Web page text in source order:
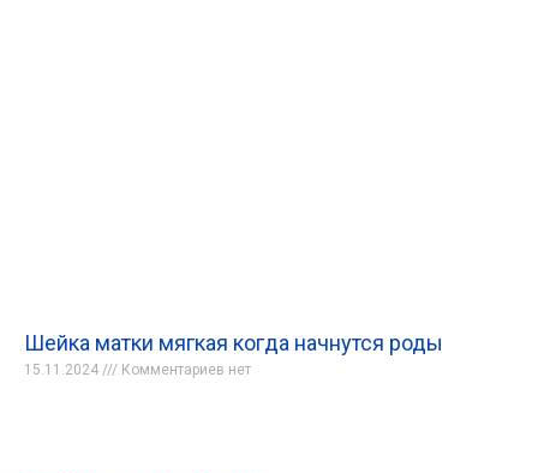
Шейка матки мягкая когда начнутся роды
15.11.2024 Комментариев нет